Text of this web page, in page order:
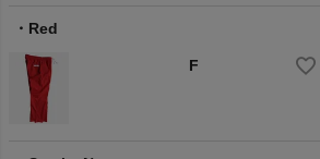
Red
F